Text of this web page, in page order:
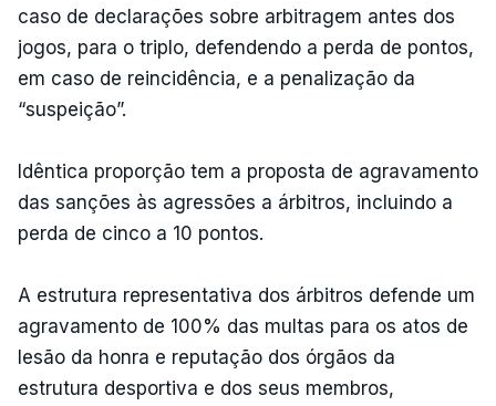
caso de declarações sobre arbitragem antes dos
jogos, para o triplo, defendendo a perda de pontos,
em caso de reincidência, e a penalização da
“suspeição”.
Idêntica proporção tem a proposta de agravamento
das sanções às agressões a árbitros, incluindo a
perda de cinco a 10 pontos.
A estrutura representativa dos árbitros defende um
agravamento de 100% das multas para os atos de
lesão da honra e reputação dos órgãos da
estrutura desportiva e dos seus membros,